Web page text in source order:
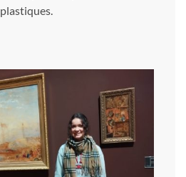
plastiques.